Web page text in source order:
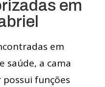
em
em
saúde, a cama
funções